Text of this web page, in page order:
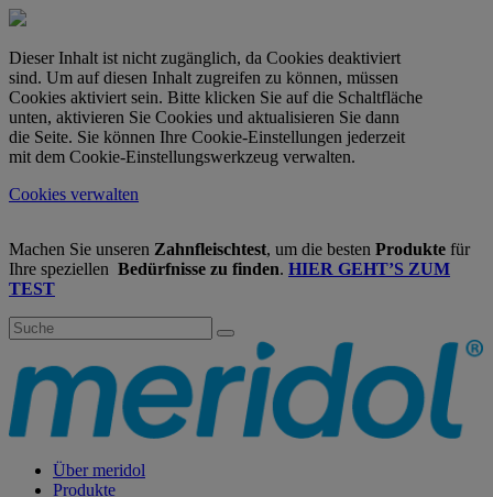
Dieser Inhalt ist nicht zugänglich, da Cookies deaktiviert
sind. Um auf diesen Inhalt zugreifen zu können, müssen
Cookies aktiviert sein. Bitte klicken Sie auf die Schaltfläche
unten, aktivieren Sie Cookies und aktualisieren Sie dann
die Seite. Sie können Ihre Cookie-Einstellungen jederzeit
mit dem Cookie-Einstellungswerkzeug verwalten.
Cookies verwalten
Machen Sie unseren Zahnfleischtest, um die besten Produkte für
Ihre speziellen Bedürfnisse zu finden. HIER GEHT’S ZUM
TEST
Über meridol
Produkte